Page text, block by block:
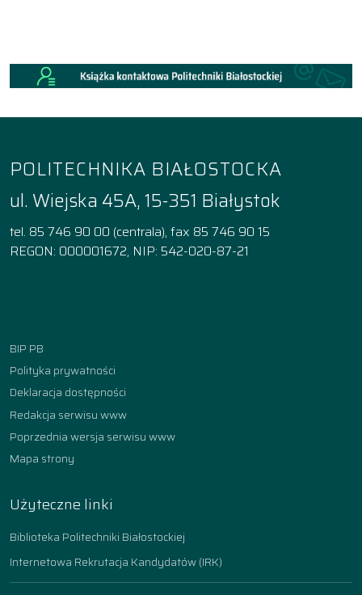
POLITECHNIKA BIAŁOSTOCKA
ul. Wiejska 45A, 15-351 Białystok
tel. 85 746 90 00 (centrala), fax 85 746 90 15
REGON: 000001672, NIP: 542-020-87-21
BIP PB
Polityka prywatności
Deklaracja dostępności
Redakcja serwisu www
Poprzednia wersja serwisu www
Mapa strony
Użyteczne linki
Biblioteka Politechniki Białostockiej
Internetowa Rekrutacja Kandydatów (IRK)